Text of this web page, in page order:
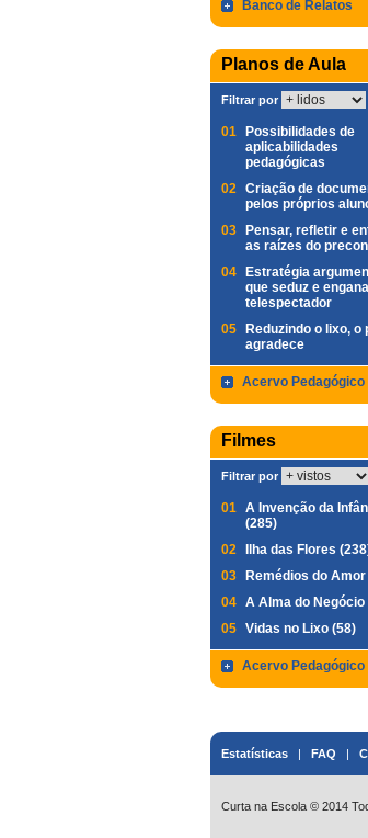
Banco de Relatos
Planos de Aula
Filtrar por
01
Possibilidades de
aplicabilidades
pedagógicas
02 Criação de
pelos próprios
03
Pensar, refletir e
as raízes do
04
Estratégia
que seduz e
telespectador
05
Reduzindo o lixo, o
agradece
Acervo Pedagógico
Filmes
Filtrar por
01 A Invenção da
(285)
02
Ilha das Flores
03
Remédios do Amor
04 A Alma do Negócio
05 Vidas no Lixo (58)
Acervo Pedagógico
Estatísticas | FAQ |
Curta na Escola © 2014